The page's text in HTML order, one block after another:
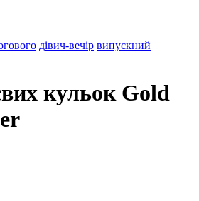
дівич-вечір випускний
кульок Gold